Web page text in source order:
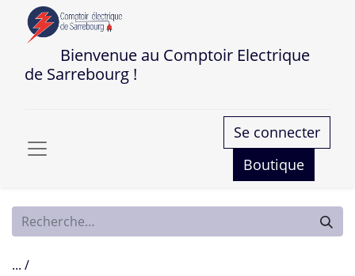
Bienvenue au Comptoir Electrique
de Sarrebourg !
Se connecter
Boutique
... /